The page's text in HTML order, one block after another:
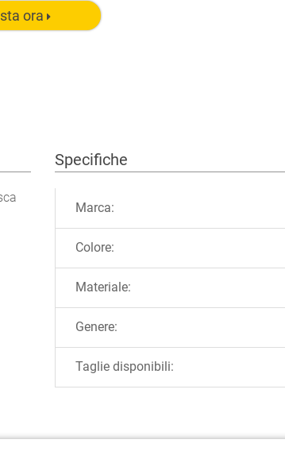
ora
Specifiche
Marca:
Colore:
Materiale:
Genere:
Taglie disponibili: